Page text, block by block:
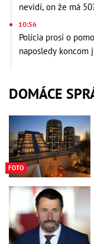
nevidí, on že má
10:56
Polícia prosí o
naposledy koncom
DOMÁCE
FOTO